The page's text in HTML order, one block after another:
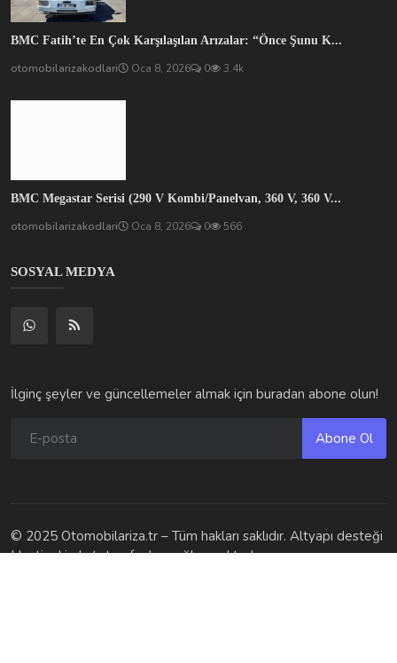
BMC Pro’da Sık Yaşanan Sorunlar: Ustanın Gözünden Motor...
otomobilarizakodlari Oca 8, 2026 0 598
BMC Fatih’te En Çok Karşılaşılan Arızalar: “Önce Şunu K...
otomobilarizakodlari Oca 8, 2026 0 3.4k
otomobilarizakodlari Oca 8, 2026 0 566
SOSYAL MEDYA
İlginç şeyler ve güncellemeler almak için buradan abone olun!